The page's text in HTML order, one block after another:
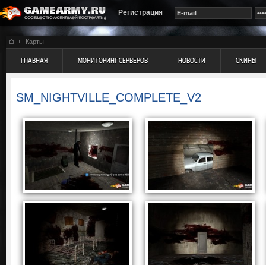
Регистрация
Карты
ГЛАВНАЯ МОНИТОРИНГ СЕРВЕРОВ НОВОСТИ СКИНЫ
SM_NIGHTVILLE_COMPLETE_V2